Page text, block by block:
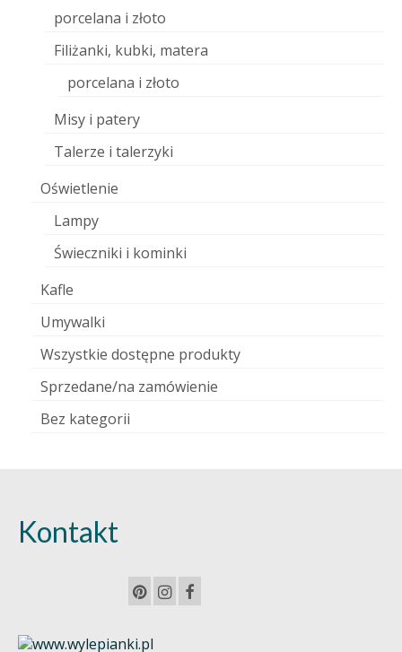
porcelana i złoto
Filiżanki, kubki, matera
porcelana i złoto
Misy i patery
Talerze i talerzyki
Oświetlenie
Lampy
Świeczniki i kominki
Kafle
Umywalki
Wszystkie dostępne produkty
Sprzedane/na zamówienie
Bez kategorii
Kontakt